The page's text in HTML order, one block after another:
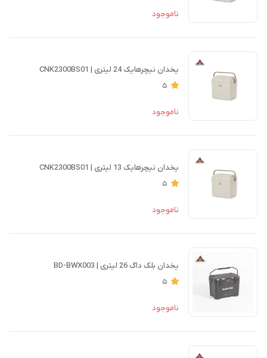
ناموجود
یخدان نیچرهایک 24 لیتری | CNK2300BS01
5
ناموجود
یخدان نیچرهایک 13 لیتری | CNK2300BS01
5
ناموجود
یخدان بلک داگ 26 لیتری | BD-BWX003
5
ناموجود